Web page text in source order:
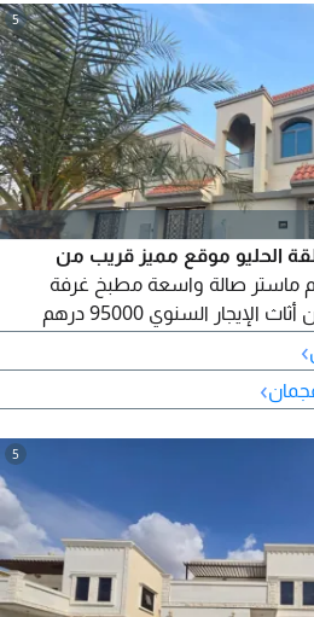
5
الحليو موقع مميز قريب من
من 4 غرف نوم ماستر صالة واسعة مطبخ غرفة
خادمة حوش خاص الفيلا بدون أثاث الإيجار السنوي 95000 درهم
عند الخروج للتواصل
›
›
5